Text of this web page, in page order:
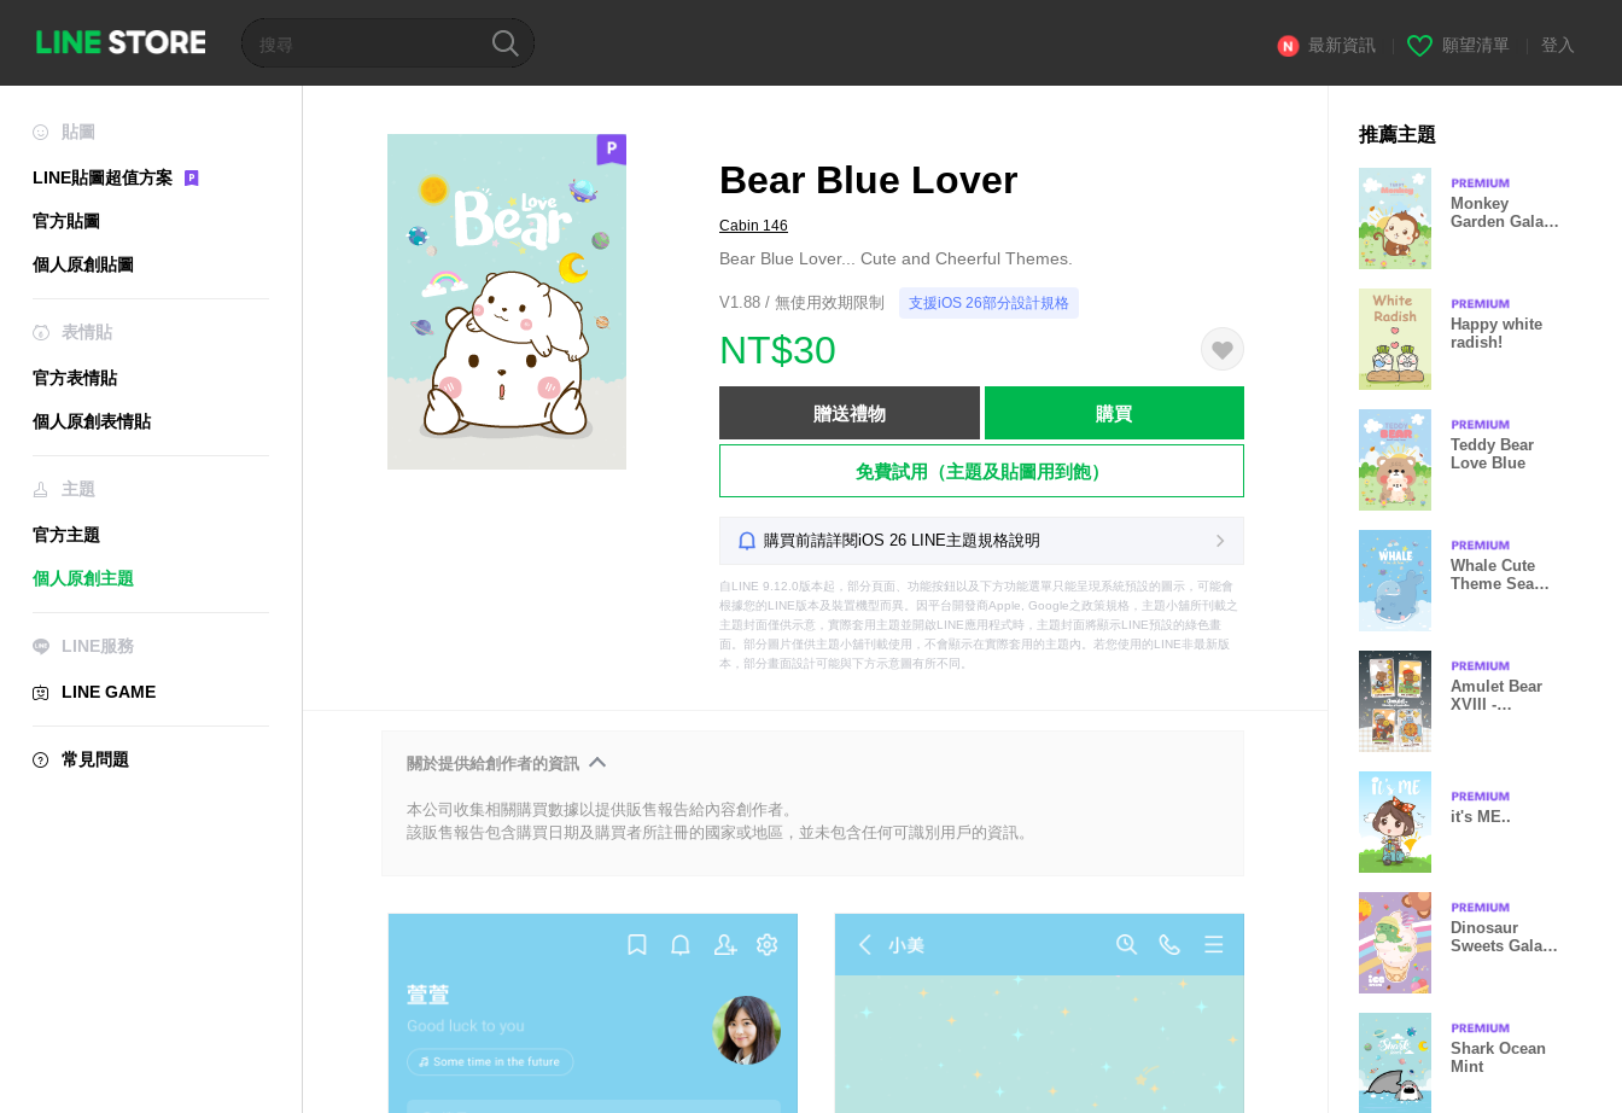
最新資訊 願望清單 登入
貼圖
LINE貼圖超值方案
官方貼圖
個人原創貼圖
表情貼
官方表情貼
個人原創表情貼
主題
官方主題
個人原創主題
LINE服務
LINE GAME
常見問題
Bear Blue Lover
Cabin 146
Bear Blue Lover... Cute and Cheerful Themes.
V1.88 / 無使用效期限制 支援iOS 26部分設計規格
NT$30
贈送禮物 購買
免費試用（主題及貼圖用到飽）
購買前請詳閱iOS 26 LINE主題規格說明
自LINE 9.12.0版本起，部分頁面、功能按鈕以及下方功能選單只能呈現系統預設的圖示，可能會
根據您的LINE版本及裝置機型而異。因平台開發商Apple, Google之政策規格，主題小舖所刊載之
主題封面僅供示意，實際套用主題並開啟LINE應用程式時，主題封面將顯示LINE預設的綠色畫
面。部分圖片僅供主題小舖刊載使用，不會顯示在實際套用的主題內。若您使用的LINE非最新版
本，部分畫面設計可能與下方示意圖有所不同。
關於提供給創作者的資訊
本公司收集相關購買數據以提供販售報告給內容創作者。
該販售報告包含購買日期及購買者所註冊的國家或地區，並未包含任何可識別用戶的資訊。
推薦主題
Monkey
Garden Galaxy
Happy white
radish!
Teddy Bear
Love Blue
Whale Cute
Theme Sea
Amulet Bear
XVIII -
it's ME..
Dinosaur
Sweets Galaxy
Shark Ocean
Mint